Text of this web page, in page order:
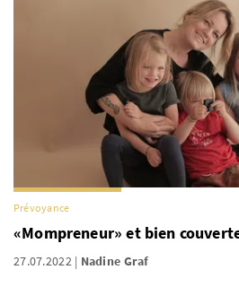
Prévoyance
«Mompreneur» et bien
27.07.2022 Nadine Graf